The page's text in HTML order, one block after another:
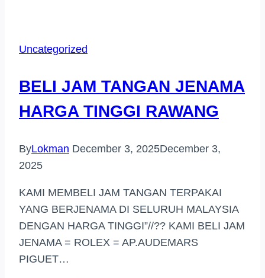
DI
SUNWAY)
Uncategorized
BELI JAM TANGAN JENAMA
HARGA TINGGI RAWANG
ByLokman December 3, 2025December 3,
2025
KAMI MEMBELI JAM TANGAN TERPAKAI
YANG BERJENAMA DI SELURUH MALAYSIA
DENGAN HARGA TINGGI”//?? KAMI BELI JAM
JENAMA = ROLEX = AP.AUDEMARS
PIGUET…